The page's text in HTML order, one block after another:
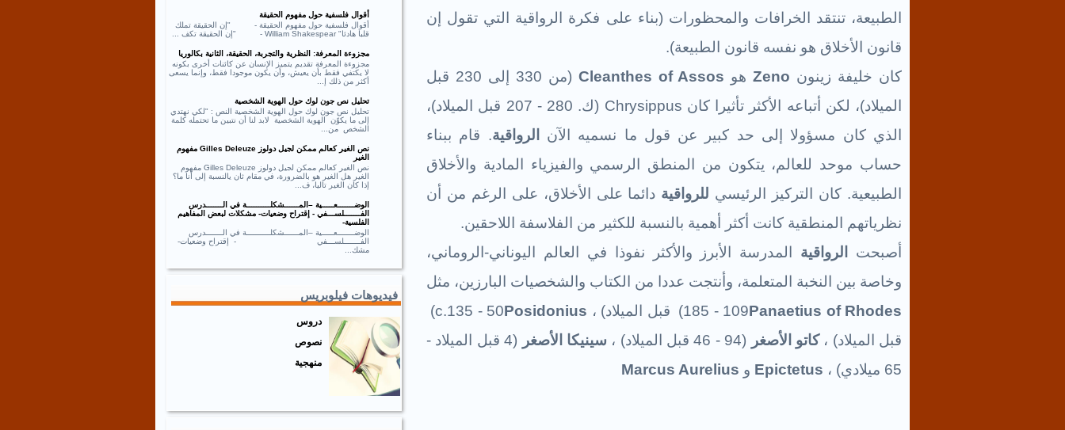
الطبيعة، تنتقد الخرافات والمحظورات (بناء على فكرة الرواقية التي تقول إن
قانون الأخلاق هو نفسه قانون الطبيعة).
كان خليفة زينون Zeno هو Cleanthes of Assos
(من 330 إلى 230 قبل
الميلاد)، لكن أتباعه الأكثر تأثيرا كان Chrysippus
(ك. 280 - 207 قبل الميلاد)،
الذي كان مسؤولا إلى حد كبير عن قول ما نسميه الآن
الرواقية. قام ببناء
حساب موحد للعالم، يتكون من المنطق الرسمي والفيزياء المادية والأخلاق
الطبيعية. كان التركيز الرئيسي للرواقية دائما على الأخلاق، على الرغم من أن
نظرياتهم المنطقية كانت أكثر أهمية بالنسبة للكثير من الفلاسفة اللاحقين.
أصبحت
الرواقية المدرسة الأبرز والأكثر نفوذا في العالم اليوناني-الروماني،
وخاصة بين النخبة المتعلمة، وأنتجت عددا من الكتاب والشخصيات البارزين، مثل
Panaetius of Rhodes
(185 - 109 قبل الميلاد) ، Posidonius
(c.135 - 50
قبل الميلاد) ،كاتو الأصغر (94 - 46 قبل الميلاد) ، سينيكا الأصغر
(4 قبل الميلاد -
65 ميلادي) ،
Epictetus و Marcus Aurelius
أقوال فلسفية حول مفهوم الحقيقة
أقوال فلسفية حول مفهوم الحقيقة - "إن الحقيقة تملك
قلبا هادئا" William Shakespear - "إن الحقيقة تكف ...
مجزوءة المعرفة: النظرية والتجربة، الحقيقة، الثانية بكالوريا
مجزوءة المعرفة تقديم يتميز الإنسان عن كائنات أخرى بكونه
لا يكتفي فقط بأن يعيش، وأن يكون موجودا فقط، وإنما يسعى
أكثر من ذلك إ...
تحليل نص جون لوك حول الهوية الشخصية
تحليل نص جون لوك حول الهوية الشخصية النص : "لكي نهتدي
إلى ما يكوّن الهوية الشخصية لابد لنا أن نتبين ما تحتمله كلمة
الشخص من...
نص الغير كعالم ممكن لجيل دولوز Gilles Deleuze مفهوم
الغير
نص الغير كعالم ممكن لجيل دولوز Gilles Deleuze مفهوم
الغير هل الغير هو بالضرورة، في مقام ثان يالنسبة إلى أنا ما؟
إذا كان الغير تاليا، ف...
الوضـــــــعـــــية –المــــــشكلــــــــــة في الـــــــدرس
الفـــــــلســـفي - إقتراح وضعيات- مشكلات لبعض المفاهيم
الفلسية-
الوضـــــــعـــــية –المــــــشكلــــــــــة في الـــــــدرس
الفـــــــلســـفي - إقتراح وضعيات-
مشك...
فيديوهات فيلوبريس
دروس
نصوص
منهجية